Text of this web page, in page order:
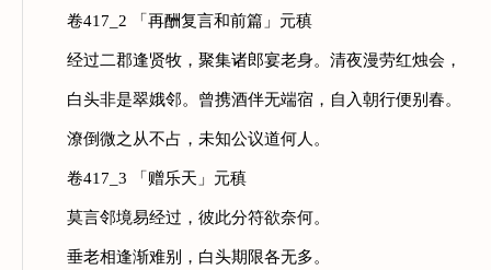
卷417_2 「再酬复言和前篇」元稹
经过二郡逢贤牧，聚集诸郎宴老身。清夜漫劳红烛会，
白头非是翠娥邻。曾携酒伴无端宿，自入朝行便别春。
潦倒微之从不占，未知公议道何人。
卷417_3 「赠乐天」元稹
莫言邻境易经过，彼此分符欲奈何。
垂老相逢渐难别，白头期限各无多。